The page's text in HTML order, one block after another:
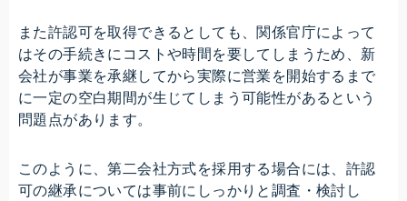
また許認可を取得できるとしても、関係官庁によって
はその手続きにコストや時間を要してしまうため、新
会社が事業を承継してから実際に営業を開始するまで
に一定の空白期間が生じてしまう可能性があるという
問題点があります。
このように、第二会社方式を採用する場合には、許認
可の継承については事前にしっかりと調査・検討し